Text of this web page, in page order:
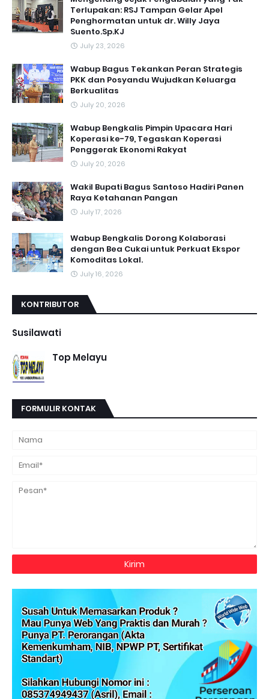
Terlupakan: RSJ Tampan Gelar Apel
Penghormatan untuk dr. Willy Jaya
Suento.Sp.KJ
July 23, 2026
Wabup Bagus Tekankan Peran Strategis
PKK dan Posyandu Wujudkan Keluarga
Berkualitas
July 20, 2026
Wabup Bengkalis Pimpin Upacara Hari
Koperasi ke-79, Tegaskan Koperasi
Penggerak Ekonomi Rakyat
July 20, 2026
Wakil Bupati Bagus Santoso Hadiri Panen
Raya Ketahanan Pangan
July 17, 2026
Wabup Bengkalis Dorong Kolaborasi
dengan Bea Cukai untuk Perkuat Ekspor
Komoditas Lokal.
July 16, 2026
KONTRIBUTOR
Susilawati
Top Melayu
FORMULIR KONTAK